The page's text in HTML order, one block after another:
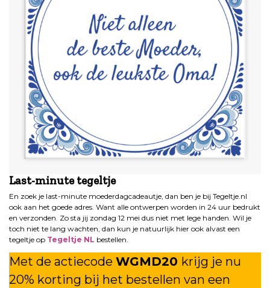
Last-minute tegeltje
En zoek je last-minute moederdagcadeautje, dan ben je bij Tegeltje.nl
ook aan het goede adres. Want alle ontwerpen worden in 24 uur bedrukt
en verzonden. Zo sta jij zondag 12 mei dus niet met lege handen. Wil je
toch niet te lang wachten, dan kun je natuurlijk hier ook alvast een
tegeltje op Tegeltje NL bestellen.
Met de actiecode WGMD20 krijg je nu
20% korting bij het bestellen van een